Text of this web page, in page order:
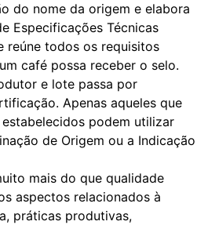
do nome da origem e elabora
Especificações Técnicas
reúne todos os requisitos
café possa receber o selo.
e lote passa por
Apenas aqueles que
podem utilizar
de Origem ou a Indicação
mais do que qualidade
aspectos relacionados à
práticas produtivas,